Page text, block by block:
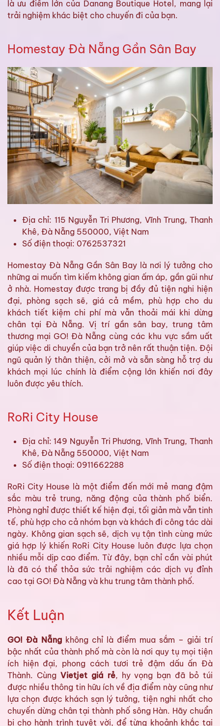
là ưu điểm lớn của Danang Boutique Hotel, mang lại
trải nghiệm khác biệt cho chuyến đi của bạn.
Homestay Đà Nẵng Gần Sân Bay
Địa chỉ: 115 Nguyễn Tri Phương, Vĩnh Trung, Thanh
Khê, Đà Nẵng 550000, Việt Nam
Số điện thoại: 0762537321
Homestay Đà Nẵng Gần Sân Bay là nơi lý tưởng cho
những ai muốn tìm kiếm không gian ấm áp, gần gũi như
ở nhà. Homestay được trang bị đầy đủ tiện nghi hiện
đại, phòng sạch sẽ, giá cả mềm, phù hợp cho du
khách tiết kiệm chi phí mà vẫn thoải mái khi dừng
chân tại Đà Nẵng. Vị trí gần sân bay, trung tâm
thương mại GO! Đà Nẵng cùng các khu vực sầm uất
giúp việc di chuyển của bạn trở nên rất thuận tiện. Đội
ngũ quản lý thân thiện, cởi mở và sẵn sàng hỗ trợ du
khách mọi lúc chính là điểm cộng lớn khiến nơi đây
luôn được yêu thích.
RoRi City House
Địa chỉ: 149 Nguyễn Tri Phương, Vĩnh Trung, Thanh
Khê, Đà Nẵng 550000, Việt Nam
Số điện thoại: 0911662288
RoRi City House là một điểm đến mới mẻ mang đậm
sắc màu trẻ trung, năng động của thành phố biển.
Phòng nghỉ được thiết kế hiện đại, tối giản mà vẫn tinh
tế, phù hợp cho cả nhóm bạn và khách đi công tác dài
ngày. Không gian sạch sẽ, dịch vụ tận tình cùng mức
giá hợp lý khiến RoRi City House luôn được lựa chọn
nhiều mỗi dịp cao điểm. Từ đây, bạn chỉ cần vài phút
là đã có thể thỏa sức trải nghiệm các dịch vụ đỉnh
cao tại GO! Đà Nẵng và khu trung tâm thành phố.
Kết Luận
GO! Đà Nẵng không chỉ là điểm mua sắm – giải trí
bậc nhất của thành phố mà còn là nơi quy tụ mọi tiện
ích hiện đại, phong cách tươi trẻ đậm dấu ấn Đà
Thành. Cùng Vietjet giá rẻ, hy vọng bạn đã bỏ túi
được nhiều thông tin hữu ích về địa điểm này cũng như
lựa chọn được khách sạn lý tưởng, tiện nghi nhất cho
chuyến dừng chân tại thành phố sông Hàn. Hãy chuẩn
bị cho hành trình tuyệt vời, để từng khoảnh khắc tại